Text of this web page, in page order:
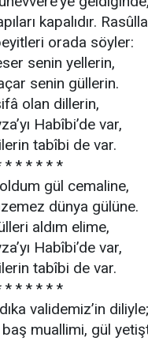
kapalıdır.
orada söyler:
senin yellerin,
senin güllerin.
olan dillerin,
Habîbi’de var,
tabîbi de var.
* * * * * *
gül cemaline,
dünya gülüne.
aldım elime,
Habîbi’de var,
tabîbi de var.
* * * * * *
validemiz’in diliyle;
baş muallimi, gül